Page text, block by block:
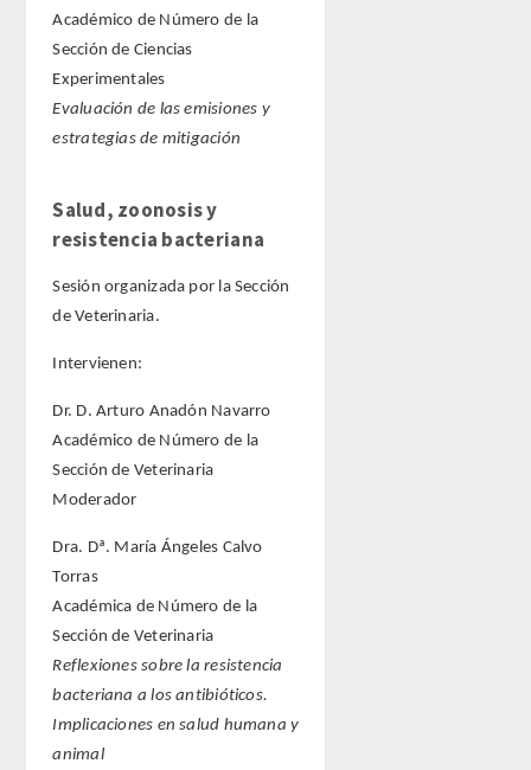
Académico de Número de la
Sección de Ciencias
Experimentales
Evaluación de las emisiones y
estrategias de mitigación
Salud, zoonosis y
resistencia bacteriana
Sesión organizada por la Sección
de Veterinaria.
Intervienen:
Dr. D. Arturo Anadón Navarro
Académico de Número de la
Sección de Veterinaria
Moderador
Dra. Dª. María Ángeles Calvo
Torras
Académica de Número de la
Sección de Veterinaria
Reflexiones sobre la resistencia
bacteriana a los antibióticos.
Implicaciones en salud humana y
animal